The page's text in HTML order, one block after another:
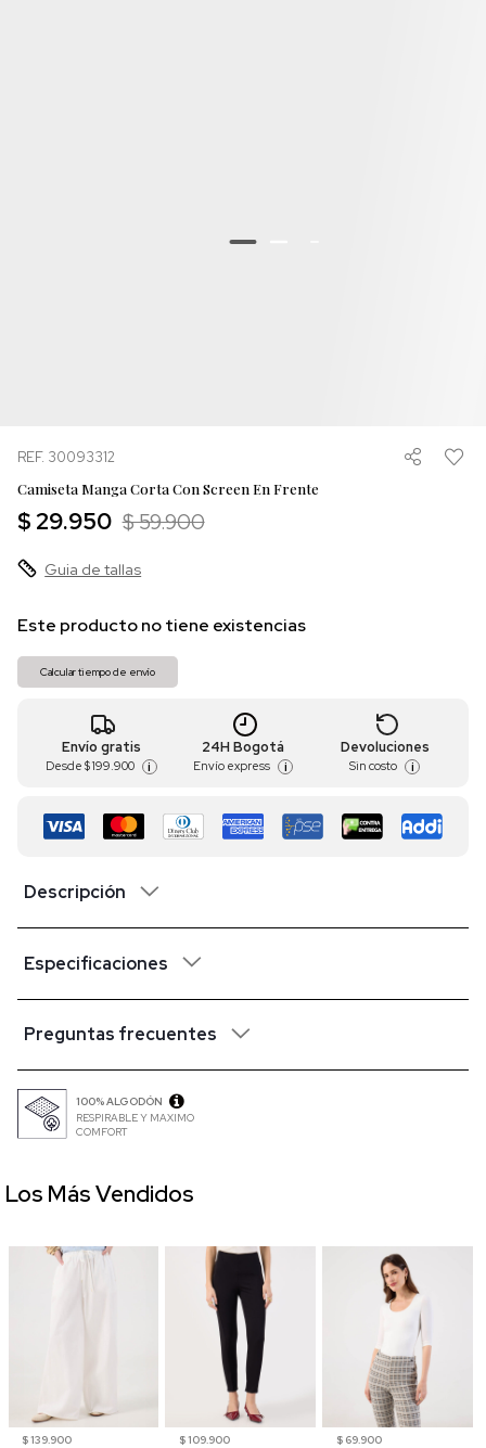
REF. 30093312
Camiseta Manga Corta Con Screen En Frente
$ 29.950 $ 59.900
Guia de tallas
Este producto no tiene existencias
Calcular tiempo de envío
Envío gratis
Desde $ 199.900 i
24H Bogotá
Envío express i
Devoluciones
Sin costo i
Descripción
Especificaciones
Preguntas frecuentes
100% ALGODÓN
RESPIRABLE Y MAXIMO
COMFORT
$ 139.900
$ 109.900
$ 69.900
Los Más Vendidos